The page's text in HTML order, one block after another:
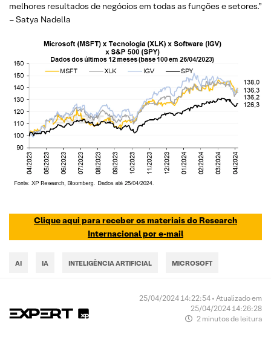
melhores resultados de negócios em todas as funções e setores.”
– Satya Nadella
Clique aqui para receber os materiais do Research
Internacional por e-mail
AI IA INTELIGÊNCIA ARTIFICIAL MICROSOFT
25/04/2024 14:22:54 • Atualizado em
25/04/2024 14:26:28
2 minutos de leitura